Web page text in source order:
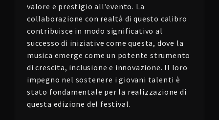
valore e prestigio all’evento. La
collaborazione con realtà di questo calibro
contribuisce in modo significativo al
successo di iniziative come questa, dove la
musica emerge come un potente strumento
di crescita, inclusione e innovazione. Il loro
impegno nel sostenere i giovani talenti è
stato fondamentale per la realizzazione di
questa edizione del festival.